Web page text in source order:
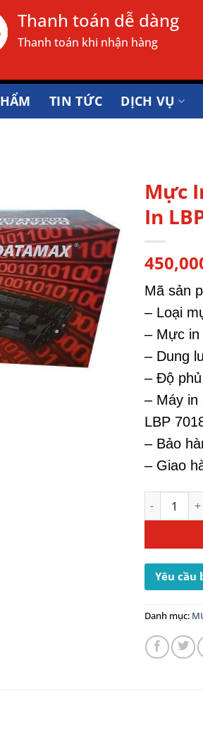
Thanh toán dễ dàng
Thanh toán khi nhận hàng
TIN TỨC DỊCH VỤ
Mực
In
Mã sản
– Loại
– Mực in
– Dung
– Độ
– Máy in
LBP
– Bảo
– Giao
Mực In
Yêu cầu
Danh mục: